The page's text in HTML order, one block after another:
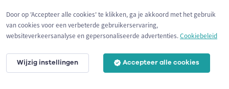
200 m
Door op 'Accepteer alle cookies' te klikken, ga je akkoord met het gebruik
van cookies voor een verbeterde gebruikerservaring,
websiteverkeersanalyse en gepersonaliseerde advertenties.Cookiebeleid
Wijzig instellingen Accepteer alle cookies